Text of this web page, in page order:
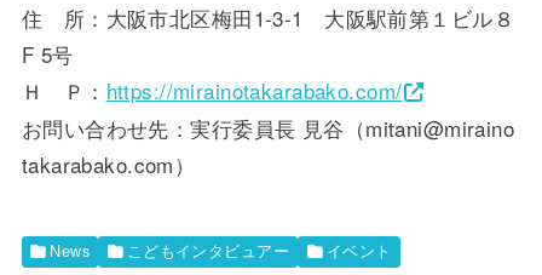
住 所：大阪市北区梅田1-3-1 大阪駅前第１ビル８
F 5号
Ｈ Ｐ： https://mirainotakarabako.com/
お問い合わせ先：実行委員長 見谷（mitani@miraino
takarabako.com）
News こどもインタビュアー イベント